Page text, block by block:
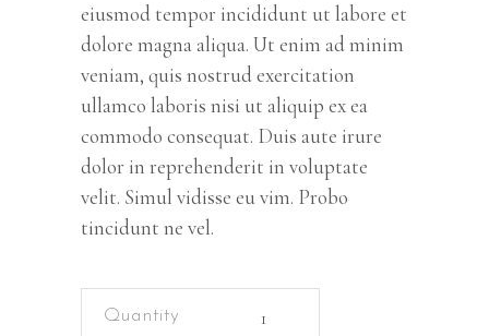
eiusmod tempor incididunt ut labore et
dolore magna aliqua. Ut enim ad minim
veniam, quis nostrud exercitation
ullamco laboris nisi ut aliquip ex ea
commodo consequat. Duis aute irure
dolor in reprehenderit in voluptate
velit. Simul vidisse eu vim. Probo
tincidunt ne vel.